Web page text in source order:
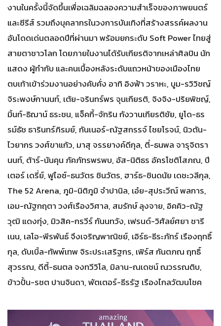
งานในครั้งนี้จัดขึ้นเพื่อเฉลิมฉลองความสำเร็จของภาพยนตร์
และซีรีส์ รวมถึงบุคลากรในวงการบันเทิงที่สร้างสรรค์ผลงาน
อันโดดเด่นตลอดปีที่ผ่านมา พร้อมยกระดับ Soft Power ไทยสู่
สายตาชาวโลก โดยภายในงานได้รับเกียรติจากเหล่าศิลปิน นัก
แสดง ผู้กำกับ และคนเบื้องหลังระดับแถวหน้าของเมืองไทย
ตบเท้าเข้าร่วมงานอย่างคับคั่ง อาทิ อิงฟ้า วราหะ, บูม-รวิวิชญ์
จิระพงษ์กานนท์, เต้ย-จรินทร์พร จุนเกียรติ, จิงจิง-ปริยพิชญ์,
มิ้นท์-ธิฌาน์ ธระชน, แจ็คกี้-จักริน กังวานเกียรติชัย, ยูโด-ธร
รม์ธัช ธารินทร์ภิรมย์, กันเนอร์-ณัฐสกรรจ์ ไชยโรจน์, นิวตัน-
ไวยากร วงศ์ขาแก้ว, มาสุ จรรยางค์ดีกุล, ตี๋-ธนพล จารุจิตรา
นนท์, ต้าร์-นันคุน ภัคภัทรพรพบ, อัส-นิติธร อัครโชติโสภณ, ปี
เตอร์ เดรี่ย์, ฟูไอซ์-ธนวัตร ชินวัตร, ฮาร์ธ-ชินดนัย เดชะวลีกุล,
The 52 Arena, ภูมิ-นิติภูมิ จำปานิล, เอ๋ย-สุประวีณ์ พลการ,
เอม-ณัฐกฤตา วงศ์เรืองวิศาล, สมรักษ์ ลุงจาย, อิคคิว-ณัฐ
วุฒิ แดงทุ่ง, มิวสิค-กรวีร์ กันนทวัง, เฟรนด์-วิศัลย์ศยา ชารี
เนน, เลโอ-พีรพันธ์ จึงเจริญพาณิชย์, เอิร์ธ-ธีระภัทร์ เรืองฤทธิ์
กุล, ดับเบิ้ล-ทัพพ์เทพ จิระประเสริฐกร, เฟิร์ส กันตภณ ฤทธิ์
สุวรรณ, ดีตี้-ธนตล จงทวีวิโล, มิลาน-ณเดชน์ ณวรรณติบ,
ข้าวปั้น-รชต ปานจินดา, พัตเตอร์-ธีรรัฐ เรืองไกลวัฒนโชค